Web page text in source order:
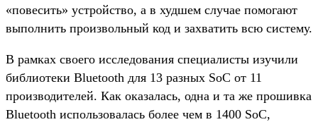
«повесить» устройство, а в худшем случае помогают
выполнить произвольный код и захватить всю систему.
В рамках своего исследования специалисты изучили
библиотеки Bluetooth для 13 разных SoC от 11
производителей. Как оказалась, одна и та же прошивка
Bluetooth использовалась более чем в 1400 SoC,